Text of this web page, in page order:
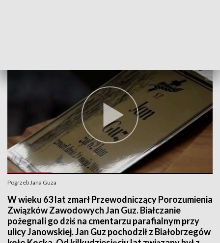
Pogrzeb Jana Guza
W wieku 63 lat zmarł Przewodniczący Porozumienia
Związków Zawodowych Jan Guz. Białczanie
pożegnali go dziś na cmentarzu parafialnym przy
ulicy Janowskiej. Jan Guz pochodził z Białobrzegów